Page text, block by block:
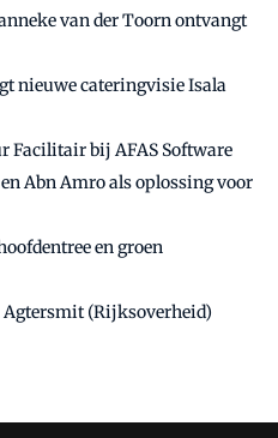
van der Toorn ontvangt
nieuwe cateringvisie Isala
Facilitair bij AFAS Software
Abn Amro als oplossing voor
en groen
Agtersmit (Rijksoverheid)